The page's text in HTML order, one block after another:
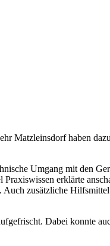
Matzleinsdorf haben
Umgang mit den
erklärte
Auch zusätzliche
Dabei konnte